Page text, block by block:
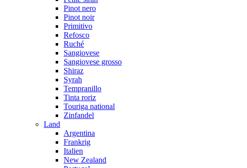
Pinot nero
Pinot noir
Primitivo
Refosco
Ruché
Sangiovese
Sangiovese grosso
Shiraz
Syrah
Tempranillo
Tinta roriz
Touriga national
Zinfandel
Land
Argentina
Frankrig
Italien
New Zealand